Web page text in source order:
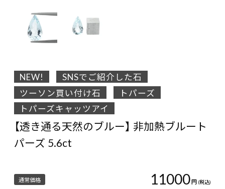
NEW!
SNSでご紹介した石
ツーソン買い付け石
トパーズ
トパーズキャッツアイ
【透き通る天然のブルー】 非加熱ブルート
パーズ 5.6ct
通常価格 11000円 (税込)